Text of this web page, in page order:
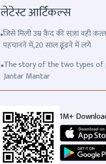
लेटेस्ट आर्टिकल्स
जिसे मिली उम्र क़ैद की सज़ा वही
पहचानने में,20 साल ढूंढने में लगे
The story of the two types of
Jantar Mantar
1M+